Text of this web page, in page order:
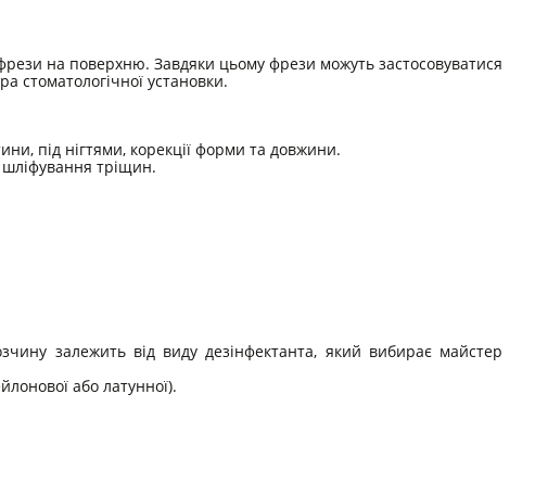
на поверхню. Завдяки цьому фрези можуть застосовуватися
стоматологічної установки.
під нігтями, корекції форми та довжини.
шліфування тріщин.
залежить від виду дезінфектанта, який вибирає майстер
або латунної).